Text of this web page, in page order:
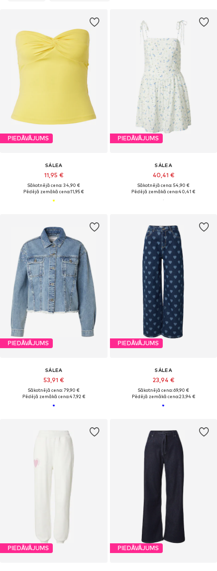
PIEDĀVĀJUMS
SÁLEA
11,95 €
Sākotnējā cena: 34,90 €
Pēdējā zemākā cena:11,95 €
PIEDĀVĀJUMS
SÁLEA
40,41 €
Sākotnējā cena: 54,90 €
Pēdējā zemākā cena:40,41 €
PIEDĀVĀJUMS
SÁLEA
53,91 €
Sākotnējā cena: 79,90 €
Pēdējā zemākā cena:47,92 €
PIEDĀVĀJUMS
SÁLEA
23,94 €
Sākotnējā cena: 69,90 €
Pēdējā zemākā cena:23,94 €
PIEDĀVĀJUMS PIEDĀVĀJUMS